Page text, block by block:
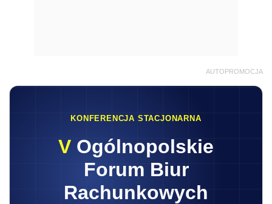
AUTOPROMOCJA
KONFERENCJA STACJONARNA
V Ogólnopolskie
Forum Biur
Rachunkowych